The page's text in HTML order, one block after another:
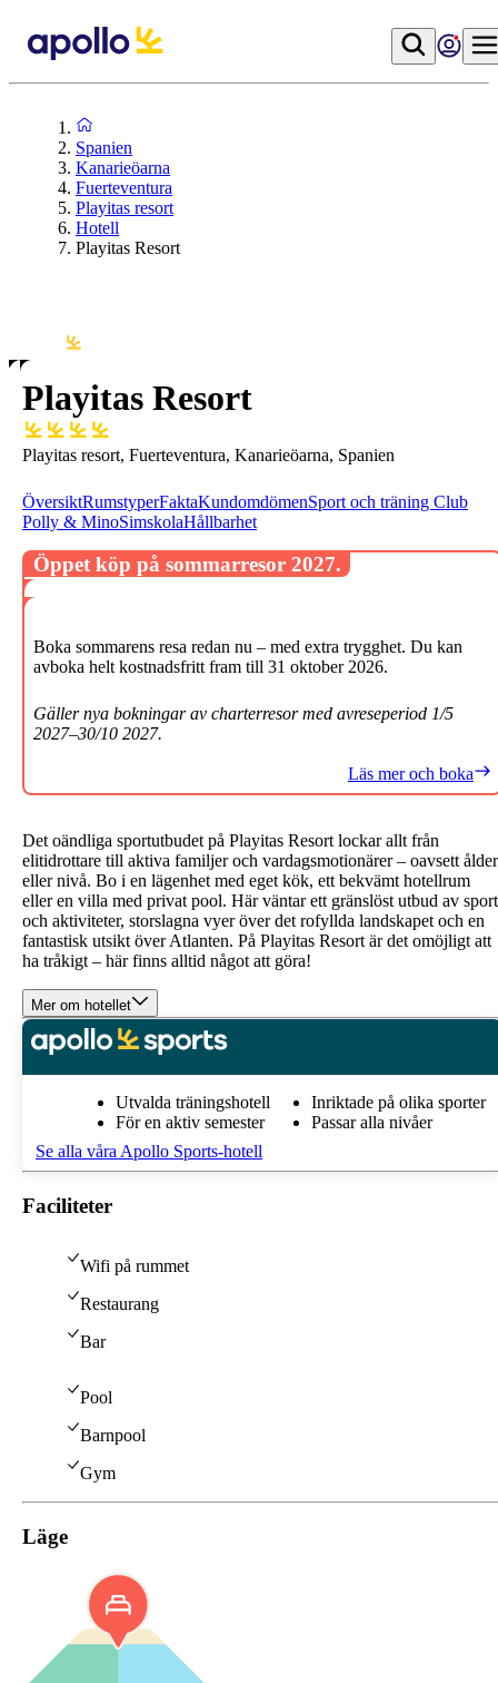
Spanien
Kanarieöarna
Fuerteventura
Playitas resort
Hotell
Playitas Resort
Playitas Resort
Playitas resort, Fuerteventura, Kanarieöarna, Spanien
ÖversiktRumstyperFaktaKundomdömenSport och träning Club
Polly & MinoSimskolaHållbarhet
Det oändliga sportutbudet på Playitas Resort lockar allt från
elitidrottare till aktiva familjer och vardagsmotionärer – oavsett ålder
eller nivå. Bo i en lägenhet med eget kök, ett bekvämt hotellrum
eller en villa med privat pool. Här väntar ett gränslöst utbud av sport
och aktiviteter, storslagna vyer över det rofyllda landskapet och en
fantastisk utsikt över Atlanten. På Playitas Resort är det omöjligt att
ha tråkigt – här finns alltid något att göra!
Mer om hotellet
Utvalda träningshotell
För en aktiv semester
Inriktade på olika sporter
Passar alla nivåer
Se alla våra Apollo Sports-hotell
Faciliteter
Wifi på rummet
Restaurang
Bar
Pool
Barnpool
Gym
Läge
Öppet köp på sommarresor 2027.
Boka sommarens resa redan nu – med extra trygghet. Du kan
avboka helt kostnadsfritt fram till 31 oktober 2026.
Gäller nya bokningar av charterresor med avreseperiod 1/5
2027–30/10 2027.
Läs mer och boka